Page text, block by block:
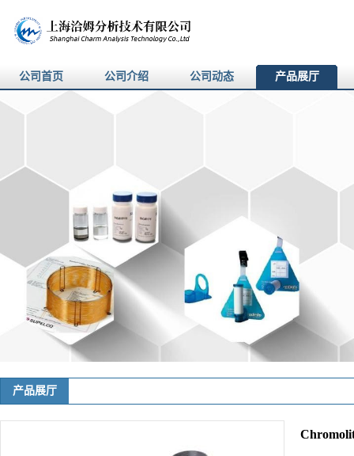
公司首页 公司介绍 公司动态 产品展厅
产品展厅